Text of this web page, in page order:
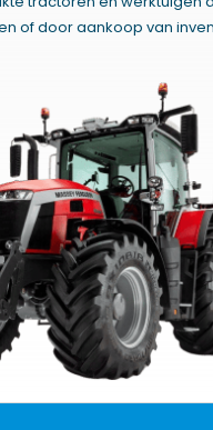
of door aankoop van